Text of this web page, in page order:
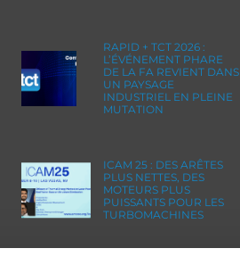
RAPID + TCT 2026 :
L’ÉVÉNEMENT PHARE
DE LA FA REVIENT DANS
UN PAYSAGE
INDUSTRIEL EN PLEINE
MUTATION
ICAM 25 : DES ARÊTES
PLUS NETTES, DES
MOTEURS PLUS
PUISSANTS POUR LES
TURBOMACHINES